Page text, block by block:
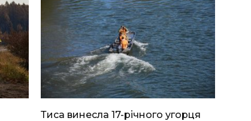
Тиса винесла 17-річного угорця